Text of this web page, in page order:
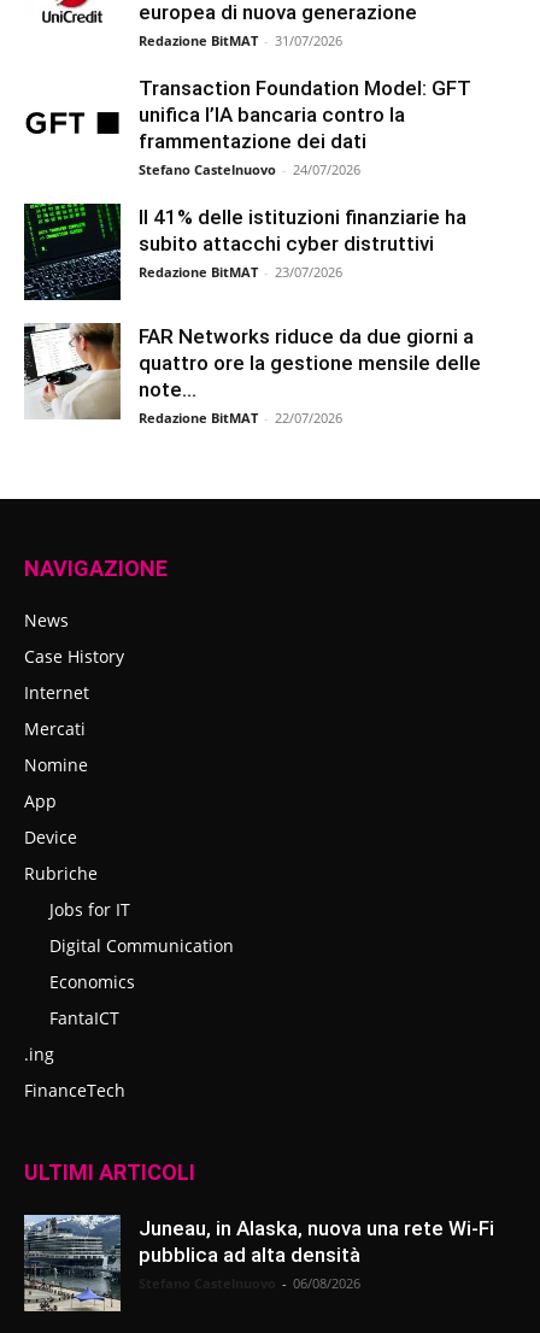
europea di nuova generazione
Redazione BitMAT - 31/07/2026
Transaction Foundation Model: GFT
unifica l’IA bancaria contro la
frammentazione dei dati
Stefano Castelnuovo - 24/07/2026
Il 41% delle istituzioni finanziarie ha
subito attacchi cyber distruttivi
Redazione BitMAT - 23/07/2026
FAR Networks riduce da due giorni a
quattro ore la gestione mensile delle
note...
Redazione BitMAT - 22/07/2026
NAVIGAZIONE
News
Case History
Internet
Mercati
Nomine
App
Device
Rubriche
Jobs for IT
Digital Communication
Economics
FantaICT
.ing
FinanceTech
ULTIMI ARTICOLI
Juneau, in Alaska, nuova una rete Wi-Fi
pubblica ad alta densità
- 06/08/2026